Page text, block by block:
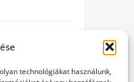
technológiákat használunk,